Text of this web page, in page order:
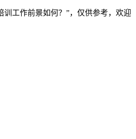
工作前景如何？”，仅供参考，欢迎